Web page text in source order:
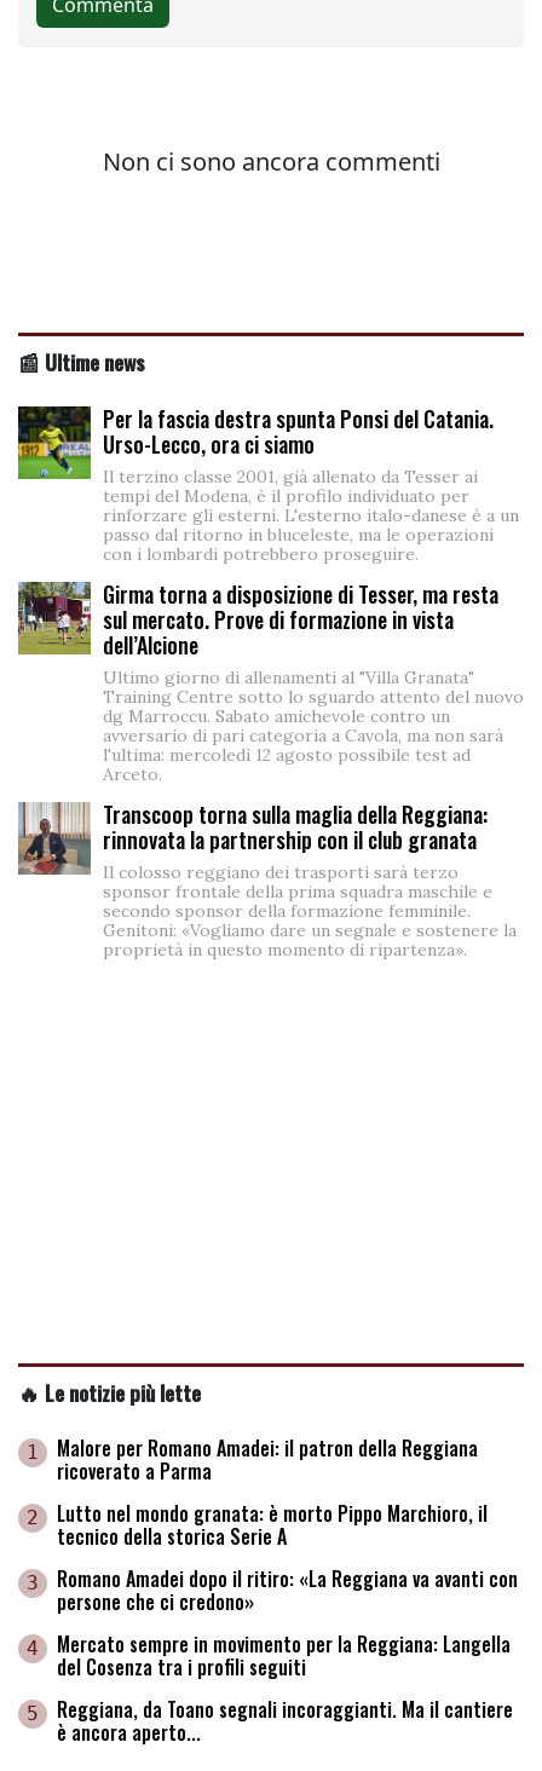
📰 Ultime news
Per la fascia destra spunta Ponsi del Catania.
Urso-Lecco, ora ci siamo
Il terzino classe 2001, già allenato da Tesser ai
tempi del Modena, è il profilo individuato per
rinforzare gli esterni. L'esterno italo-danese è a un
passo dal ritorno in bluceleste, ma le operazioni
con i lombardi potrebbero proseguire.
Girma torna a disposizione di Tesser, ma resta
sul mercato. Prove di formazione in vista
dell’Alcione
Ultimo giorno di allenamenti al "Villa Granata"
Training Centre sotto lo sguardo attento del nuovo
dg Marroccu. Sabato amichevole contro un
avversario di pari categoria a Cavola, ma non sarà
l'ultima: mercoledì 12 agosto possibile test ad
Arceto.
Transcoop torna sulla maglia della Reggiana:
rinnovata la partnership con il club granata
Il colosso reggiano dei trasporti sarà terzo
sponsor frontale della prima squadra maschile e
secondo sponsor della formazione femminile.
Genitoni: «Vogliamo dare un segnale e sostenere la
proprietà in questo momento di ripartenza».
🔥 Le notizie più lette
1 Malore per Romano Amadei: il patron della Reggiana
ricoverato a Parma
2 Lutto nel mondo granata: è morto Pippo Marchioro, il
tecnico della storica Serie A
3 Romano Amadei dopo il ritiro: «La Reggiana va avanti con
persone che ci credono»
4 Mercato sempre in movimento per la Reggiana: Langella
del Cosenza tra i profili seguiti
5 Reggiana, da Toano segnali incoraggianti. Ma il cantiere
è ancora aperto...